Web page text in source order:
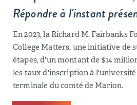
Répondre à l'instant
En 2023, la Richard M. Fairbanks
College Matters, une initiative de
étapes, d'un montant de $14
les taux d'inscription à l'université
terminale du comté de Marion.